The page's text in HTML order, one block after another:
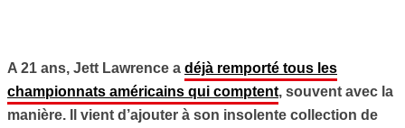
A 21 ans, Jett Lawrence a déjà remporté tous les
championnats américains qui comptent, souvent avec la
manière. Il vient d’ajouter à son insolente collection de